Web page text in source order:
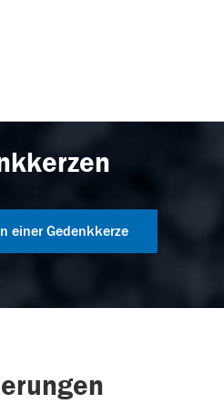
einer Gedenkkerze